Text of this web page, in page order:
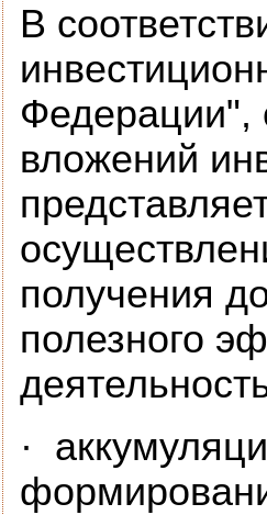
В
Федерации",
вложений
получения
полезного
·